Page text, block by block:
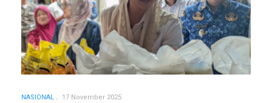
NASIONAL 17 November 2025